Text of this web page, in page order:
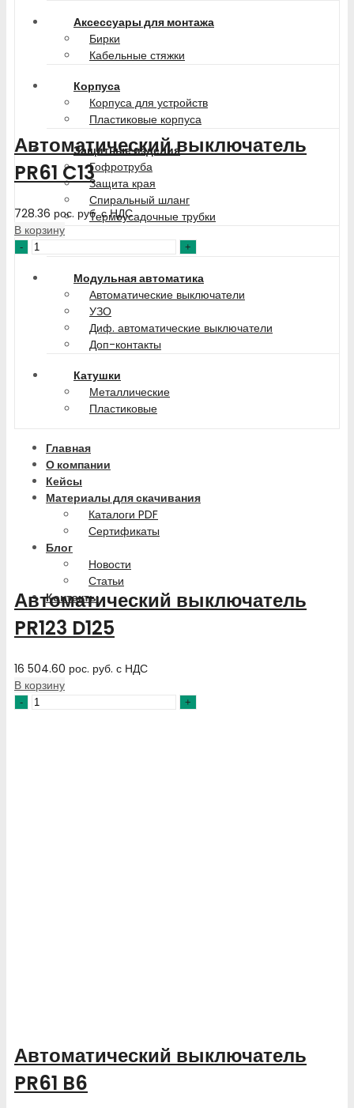
Аксессуары для монтажа
Бирки
Кабельные стяжки
Корпуса
Корпуса для устройств
Пластиковые корпуса
Защитные изделия
Гофротруба
Защита края
Спиральный шланг
Термоусадочные трубки
Модульная автоматика
Автоматические выключатели
УЗО
Диф. автоматические выключатели
Доп-контакты
Катушки
Металлические
Пластиковые
Главная
О компании
Кейсы
Материалы для скачивания
Каталоги PDF
Сертификаты
Блог
Новости
Статьи
Контакты
Автоматический выключатель
PR61 C13
728.36 рос. руб.с НДС
В корзину
Автоматический выключатель
PR123 D125
16 504.60 рос. руб. с НДС
В корзину
Автоматический выключатель
PR61 B6